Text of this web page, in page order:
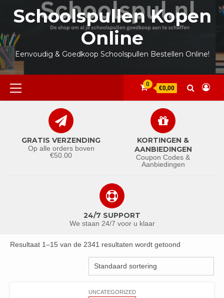
inhoud
Schoolspullen Kopen
Online
Eenvoudig & Goedkoop Schoolspullen Bestellen Online!
Primair
menu
0
€0,00
GRATIS VERZENDING
Op alle orders boven
€50.00
KORTINGEN &
AANBIEDINGEN
Coupon Codes &
Aanbiedingen
24/7 SUPPORT
We staan 24/7 voor u klaar
Resultaat 1–15 van de 2341 resultaten wordt getoond
UNCATEGORIZED